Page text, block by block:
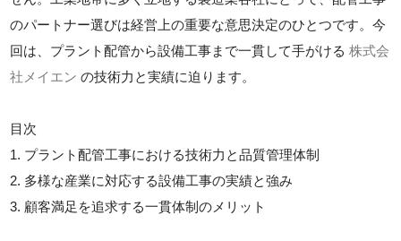
のパートナー選びは経営上の重要な意思決定のひとつです。今
回は、プラント配管から設備工事まで一貫して手がける株式会
社メイエン の技術力と実績に迫ります。
目次
1. プラント配管工事における技術力と品質管理体制
2. 多様な産業に対応する設備工事の実績と強み
3. 顧客満足を追求する一貫体制のメリット